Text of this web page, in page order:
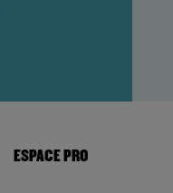
ESPACE PRO